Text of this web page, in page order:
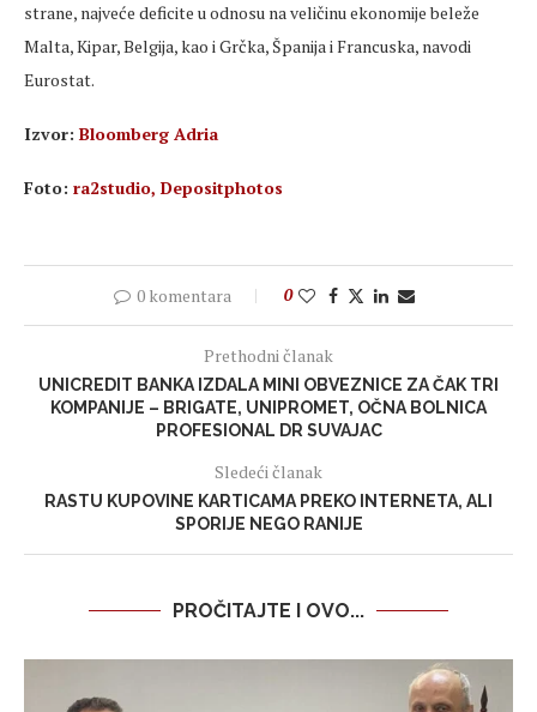
strane, najveće deficite u odnosu na veličinu ekonomijebeleže
Malta, Kipar, Belgija, kao i Grčka, Španija i Francuska, navodi
Eurostat.
Izvor: Bloomberg Adria
Foto: ra2studio, Depositphotos
0 komentara 0
Prethodni članak
UNICREDIT BANKA IZDALA MINI OBVEZNICE ZA ČAK TRI
KOMPANIJE – BRIGATE, UNIPROMET, OČNA BOLNICA
PROFESIONAL DR SUVAJAC
Sledeći članak
RASTU KUPOVINE KARTICAMA PREKO INTERNETA, ALI
SPORIJE NEGO RANIJE
PROČITAJTE I OVO...